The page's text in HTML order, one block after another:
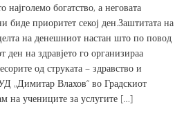
најголемо богатство, а неговата
биде приоритет секој ден.Заштитата на
на денешниот настан што по повод
ден на здравјето го организираа
од струката – здравство и
„Димитар Влахов“ во Градскиот
на учениците за услугите […]